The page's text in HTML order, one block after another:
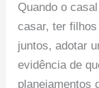
Quando o
casar, ter
juntos, adotar
evidência de
planejamentos